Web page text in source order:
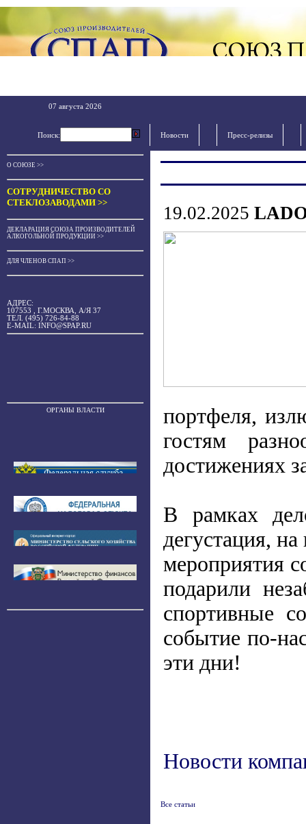
07 августа 2026
Поиск: Новости Пресс-релизы
О СОЮЗЕ >>
СОТРУДНИЧЕСТВО СО
СТЕКЛОЗАВОДАМИ >>
ДЕКЛАРАЦИЯ СОЮЗА ПРОИЗВОДИТЕЛЕЙ
АЛКОГОЛЬНОЙ ПРОДУКЦИИ >>
ДЛЯ ЧЛЕНОВ СПАП >>
АДРЕС:
107553 , Г.МОСКВА, А/Я 37
ТЕЛ. (495) 726-84-88
E-MAIL: INFO@SPAP.RU
ОРГАНЫ ВЛАСТИ
19.02.2025
портфеля,
гостям
достижениях
В рамках
дегустация,
мероприятия
подарили
спортивные
событие по-
эти дни!
Новости
Все статьи